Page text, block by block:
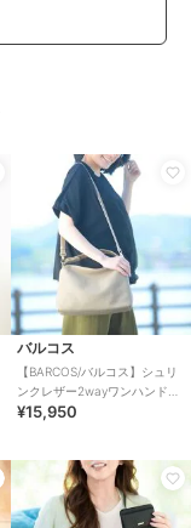
バルコス
【BARCOS/バルコス】シュリ
ンクレザー2wayワンハンドバ
ッグ
¥15,950